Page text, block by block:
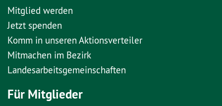
Mitglied werden
Jetzt spenden
Komm in unseren Aktionsverteiler
Mitmachen im Bezirk
Landesarbeitsgemeinschaften
Für Mitglieder